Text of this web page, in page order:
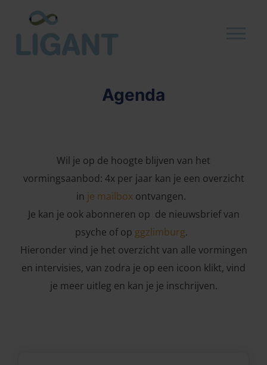
Agenda
Wil je op de hoogte blijven van het
vormingsaanbod: 4x per jaar kan je een overzicht
in je mailbox ontvangen.
Je kan je ook abonneren op de nieuwsbrief van
psyche of op ggzlimburg.
Hieronder vind je het overzicht van alle vormingen
en intervisies, van zodra je op een icoon klikt, vind
je meer uitleg en kan je je inschrijven.